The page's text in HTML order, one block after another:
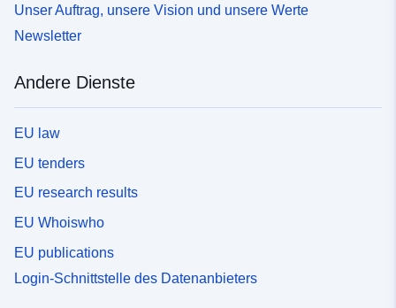
Unser Auftrag, unsere Vision und unsere Werte
Newsletter
Andere Dienste
EU law
EU tenders
EU research results
EU Whoiswho
EU publications
Login-Schnittstelle des Datenanbieters